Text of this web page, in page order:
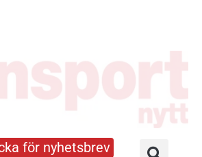
för nyhetsbrev